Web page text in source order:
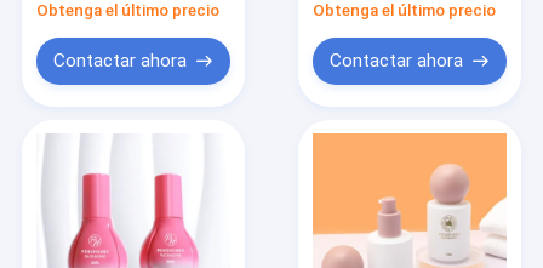
Productos
Sobre nosotros
de Skincare
Obtenga el último precio
Contactar ahora
vidrio con bomba
Obtenga el último precio
Contactar ahora